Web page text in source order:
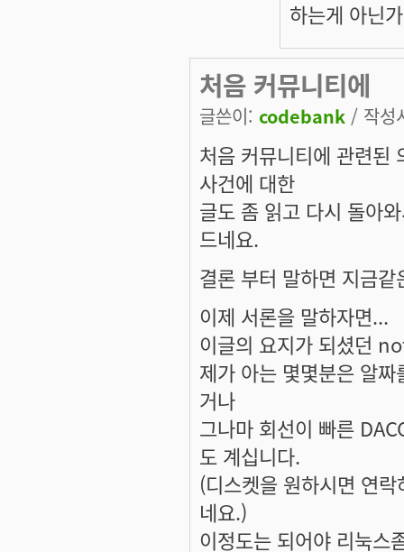
하는게 아닌
처음 커뮤니티에
글쓴이: codebank / 작성
처음 커뮤니티에 관련된
사건에 대한
글도 좀 읽고 다시 돌아
드네요.
결론 부터 말하면 지금
이제 서론을 말하자면...
이글의 요지가 되셨던
제가 아는 몇몇분은 알
거나
그나마 회선이 빠른
도 계십니다.
(디스켓을 원하시면 연
네요.)
이정도는 되어야 리눅스